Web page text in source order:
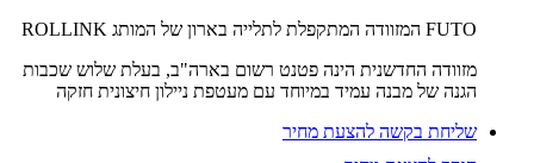
FUTO המזוודה המתקפלת לתלייה בארון של המותג ROLLINK
מזוודה החדשנית הינה פטנט רשום בארה"ב, בעלת שלוש שכבות
הגנה של מבנה עמיד במיוחד עם מעטפת ניילון חיצונית חזקה
שליחת בקשה להצעת מחיר